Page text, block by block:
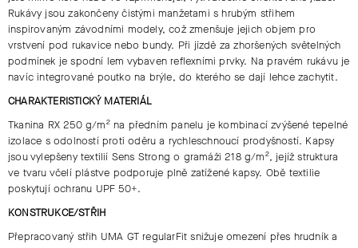
Rukávy jsou zakončeny čistými manžetami s hrubým střihem
inspirovaným závodními modely, což zmenšuje jejich objem pro
vrstvení pod rukavice nebo bundy. Při jízdě za zhoršených světelných
podmínek je spodní lem vybaven reflexními prvky. Na pravém rukávu je
navíc integrované poutko na brýle, do kterého se dají lehce zachytit.
CHARAKTERISTICKÝ MATERIÁL
Tkanina RX 250 g/m² na předním panelu je kombinací zvýšené tepelné
izolace s odolností proti oděru a rychleschnoucí prodyšností. Kapsy
jsou vylepšeny textilií Sens Strong o gramáži 218 g/m², jejíž struktura
ve tvaru včelí plástve podporuje plně zatížené kapsy. Obě textilie
poskytují ochranu UPF 50+.
KONSTRUKCE/STŘIH
Přepracovaný střih UMA GT regularFit snižuje omezení přes hrudník a